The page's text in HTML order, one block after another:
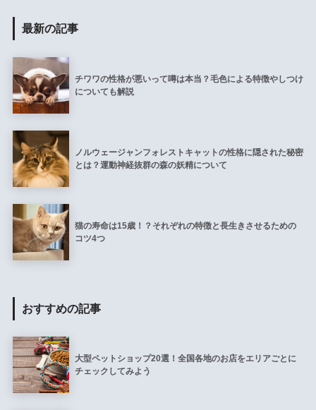
最新の記事
チワワの性格が悪いって噂は本当？毛色による特徴やしつけ
についても解説
ノルウェージャンフォレストキャットの性格に隠された秘密
とは？運動神経抜群の森の妖精について
猫の寿命は15歳！？それぞれの特徴と長生きさせるための
コツ4つ
おすすめの記事
大型ペットショップ20選！全国各地のお店をエリアごとに
チェックしてみよう